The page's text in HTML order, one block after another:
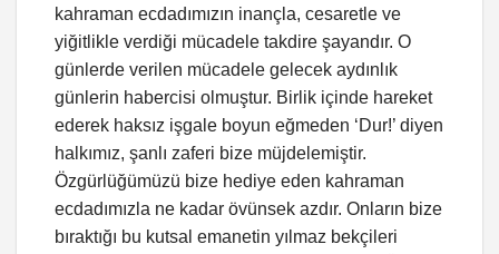
kahraman ecdadımızın inançla, cesaretle ve
yiğitlikle verdiği mücadele takdire şayandır. O
günlerde verilen mücadele gelecek aydınlık
günlerin habercisi olmuştur. Birlik içinde hareket
ederek haksız işgale boyun eğmeden ‘Dur!’ diyen
halkımız, şanlı zaferi bize müjdelemiştir.
Özgürlüğümüzü bize hediye eden kahraman
ecdadımızla ne kadar övünsek azdır. Onların bize
bıraktığı bu kutsal emanetin yılmaz bekçileri